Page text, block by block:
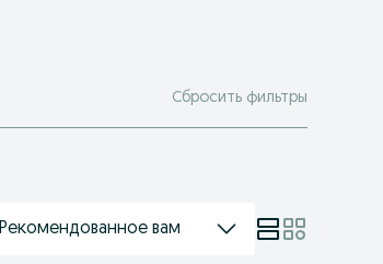
Сбросить фильтры
Рекомендованное вам